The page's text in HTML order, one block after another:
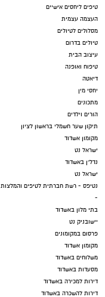
טיפים ליחסים אישיים
העצמה עצמית
מסלולים לטיולים
טיולים בדרום
עיצוב הבית
טיפוח ואופנה
דיאטה
יחסי מין
מתכונים
הורים וילדים
תיקון שער חשמלי בראשון לציון
מקומון אשדוד
ישראל נט
נדל"ן באשדוד
ישראל נט
נטיפס - רשת חברתית לטיפים והמלצות
-
בתי מלון באשדוד
יישובניק נט
פרסום במקומונים
מקומון אשדוד
משלוחים באשדוד
מסעדות באשדוד
דירות למכירה באשדוד
דירות להשכרה באשדוד